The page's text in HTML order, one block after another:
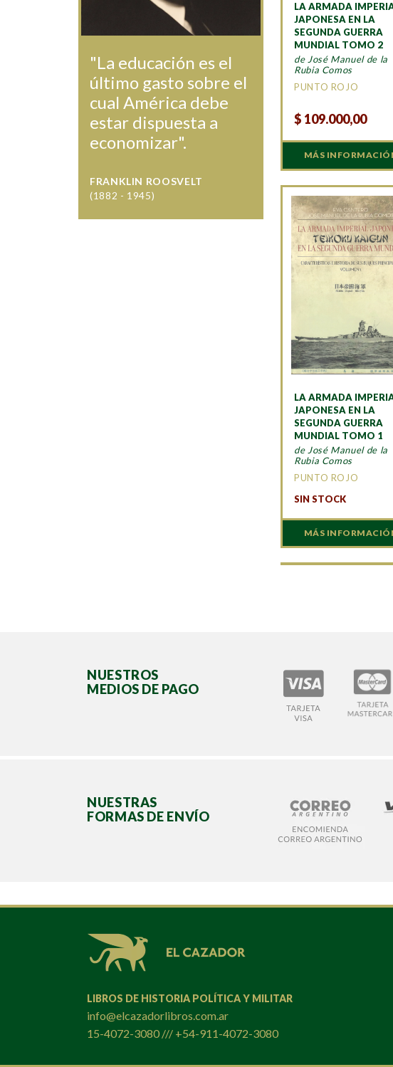
LA ARMADA
JAPONESA EN LA
SEGUNDA GUERRA
MUNDIAL TOMO 2
de José Manuel de la
Rubia Comos
PUNTO ROJO
$ 109.000,00
MÁS
LA ARMADA
JAPONESA EN LA
SEGUNDA GUERRA
MUNDIAL TOMO 1
de José Manuel de la
Rubia Comos
PUNTO ROJO
SIN STOCK
MÁS
"La educación es el
último gasto sobre el
cual América debe
estar dispuesta a
economizar".
FRANKLIN ROOSVELT
(1882 - 1945)
NUESTROS
MEDIOS DE PAGO
NUESTRAS
FORMAS DE ENVÍO
LIBROS DE HISTORIA POLÍTICA Y MILITAR
info@elcazadorlibros.com.ar
15-4072-3080 /// +54-911-4072-3080